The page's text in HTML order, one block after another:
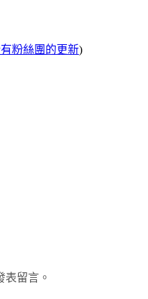
粉絲團的更新)
表留言。